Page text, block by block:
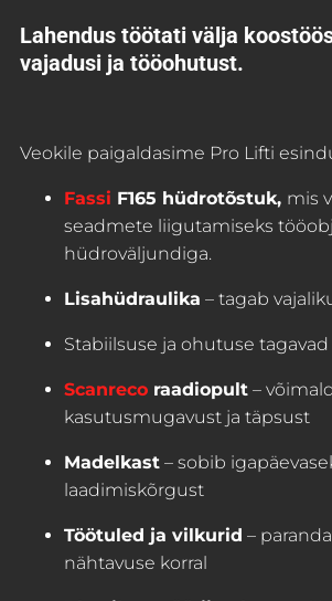
Lahendus töötati välja
vajadusi ja tööohutust.
Veokile paigaldasime Pro Lifti
Fassi F165 hüdrotõstuk, mis
seadmete liigutamiseks
hüdroväljundiga.
Lisahüdraulika – tagab
Stabiilsuse ja ohutuse tagavad
Scanreco raadiopult –
kasutusmugavust ja täpsust
Madelkast – sobib
laadimiskõrgust
Töötuled ja vilkurid –
nähtavuse korral